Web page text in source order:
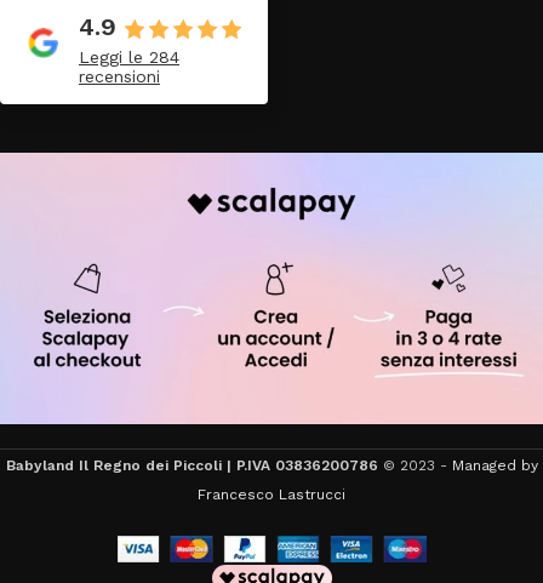
4.9
Leggi le 284
recensioni
Babyland Il Regno dei Piccoli | P.IVA 03836200786 © 2023 - Managed by
Francesco Lastrucci